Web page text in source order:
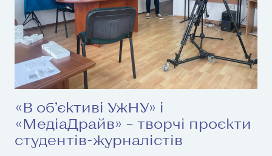
«В об’єктиві УжНУ» і
«МедіаДрайв» – творчі проєкти
студентів-журналістів